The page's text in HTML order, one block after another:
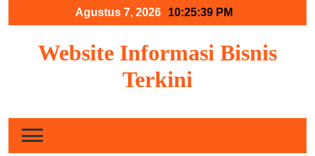
Agustus 7, 2026 10:25:40 PM
Website Informasi Bisnis
Terkini